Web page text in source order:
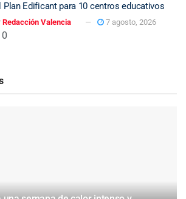
Plan Edificant para 10 centros educativos
Redacción Valencia 7 agosto, 2026
0